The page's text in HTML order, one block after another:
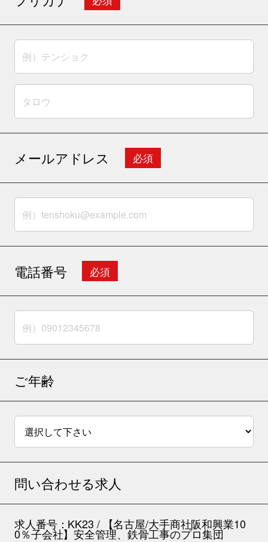
メールアドレス 必須
電話番号 必須
ご年齢
問い合わせる求人
求人番号：KK23 / 【名古屋/大手商社阪和興業10
0％子会社】安全管理、鉄骨工事のプロ集団